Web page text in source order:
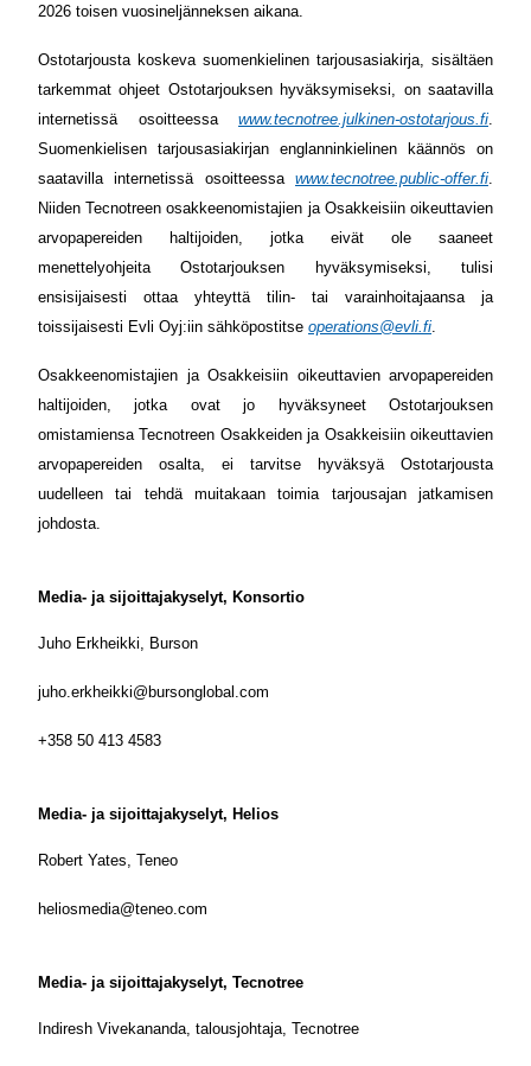
2026 toisen vuosineljänneksen aikana.
Ostotarjousta koskeva suomenkielinen tarjousasiakirja, sisältäen
tarkemmat ohjeet Ostotarjouksen hyväksymiseksi, on saatavilla
internetissä osoitteessa www.tecnotree.julkinen-ostotarjous.fi
Suomenkielisen tarjousasiakirjan englanninkielinen käännös on
saatavilla internetissä osoitteessa www.tecnotree.public-offer.fi
Niiden Tecnotreen osakkeenomistajien ja Osakkeisiin oikeuttavien
arvopapereiden haltijoiden, jotka eivät ole saaneet
menettelyohjeita Ostotarjouksen hyväksymiseksi, tulisi
ensisijaisesti ottaa yhteyttä tilin- tai varainhoitajaansa ja
toissijaisesti Evli Oyj:iin sähköpostitse operations@evli.fi
Osakkeenomistajien ja Osakkeisiin oikeuttavien arvopapereiden
haltijoiden, jotka ovat jo hyväksyneet Ostotarjouksen
omistamiensa Tecnotreen Osakkeiden ja Osakkeisiin oikeuttavien
arvopapereiden osalta, ei tarvitse hyväksyä Ostotarjousta
uudelleen tai tehdä muitakaan toimia tarjousajan jatkamisen
johdosta.
Media- ja sijoittajakyselyt, Konsortio
Juho Erkheikki, Burson
juho.erkheikki@bursonglobal.com
+358 50 413 4583
Media- ja sijoittajakyselyt, Helios
Robert Yates, Teneo
heliosmedia@teneo.com
Media- ja sijoittajakyselyt, Tecnotree
Indiresh Vivekananda, talousjohtaja, Tecnotree